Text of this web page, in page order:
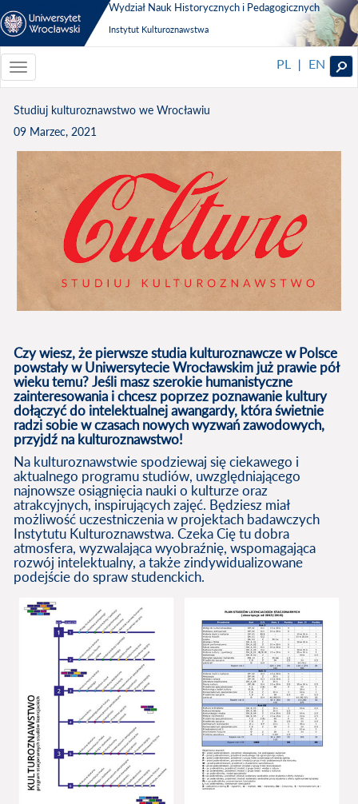
Wydział Nauk Historycznych i Pedagogicznych
Instytut Kulturoznawstwa
Toggle
navigationToggle
PL | EN
Studiuj kulturoznawstwo we Wrocławiu
09 Marzec, 2021
Czy wiesz, że pierwsze studia kulturoznawcze w Polsce
powstały w Uniwersytecie Wrocławskim już prawie pół
wieku temu? Jeśli masz szerokie humanistyczne
zainteresowania i chcesz poprzez poznawanie kultury
dołączyć do intelektualnej awangardy, która świetnie
radzi sobie w czasach nowych wyzwań zawodowych,
przyjdź na kulturoznawstwo!
Na kulturoznawstwie spodziewaj się ciekawego i
aktualnego programu studiów, uwzględniającego
najnowsze osiągnięcia nauki o kulturze oraz
atrakcyjnych, inspirujących zajęć. Będziesz miał
możliwość uczestniczenia w projektach badawczych
Instytutu Kulturoznawstwa. Czeka Cię tu dobra
atmosfera, wyzwalająca wyobraźnię, wspomagająca
rozwój intelektualny, a także zindywidualizowane
podejście do spraw studenckich.